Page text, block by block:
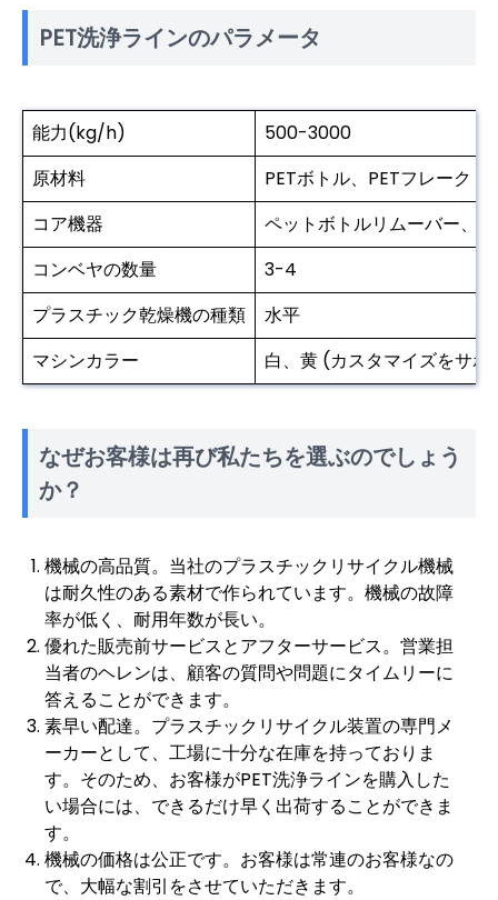
PET洗浄ラインのパラメータ
能力(kg/h)
500-3000
原材料
PETボトル、PETフレーク
コア機器
ペットボトルリムーバー、
コンベヤの数量
3-4
プラスチック乾燥機の種類
水平
マシンカラー
白、黄 (カスタマイズをサポ
なぜお客様は再び私たちを選ぶのでしょう
か？
機械の高品質。当社のプラスチックリサイクル機械
は耐久性のある素材で作られています。機械の故障
率が低く、耐用年数が長い。
優れた販売前サービスとアフターサービス。営業担
当者のヘレンは、顧客の質問や問題にタイムリーに
答えることができます。
素早い配達。プラスチックリサイクル装置の専門メ
ーカーとして、工場に十分な在庫を持っておりま
す。そのため、お客様がPET洗浄ラインを購入した
い場合には、できるだけ早く出荷することができま
す。
機械の価格は公正です。お客様は常連のお客様なの
で、大幅な割引をさせていただきます。